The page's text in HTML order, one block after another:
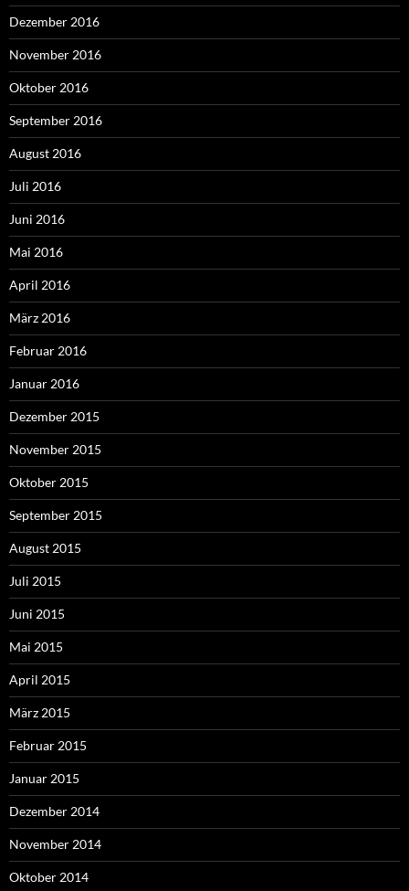
Dezember 2016
November 2016
Oktober 2016
September 2016
August 2016
Juli 2016
Juni 2016
Mai 2016
April 2016
März 2016
Februar 2016
Januar 2016
Dezember 2015
November 2015
Oktober 2015
September 2015
August 2015
Juli 2015
Juni 2015
Mai 2015
April 2015
März 2015
Februar 2015
Januar 2015
Dezember 2014
November 2014
Oktober 2014